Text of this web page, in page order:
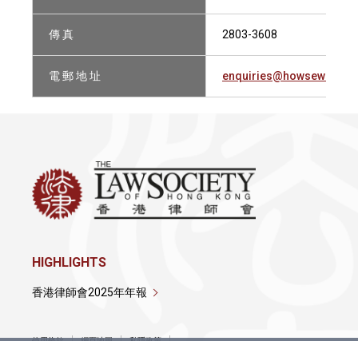
傳 真 2803-3608
電 郵 地 址
HIGHLIGHTS
香港律師會2025年年報